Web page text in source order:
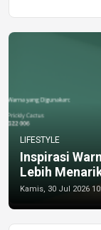
LIFESTYLE
Inspirasi
Lebih
Kamis, 30 Jul 2026